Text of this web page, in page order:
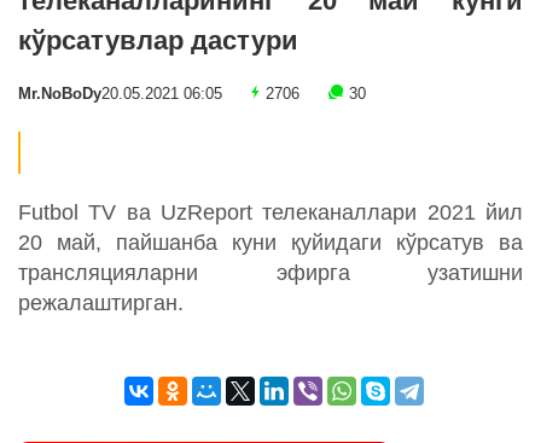
кўрсатувлар дастури
Mr.NoBoDy20.05.2021 06:05 2706 30
Futbol TV ва UzReport телеканаллари 2021 йил
20 май, пайшанба куни қуйидаги кўрсатув ва
трансляцияларни эфирга узатишни
режалаштирган.